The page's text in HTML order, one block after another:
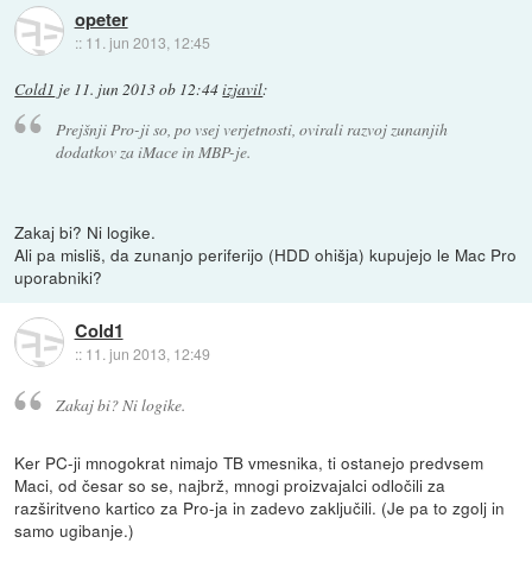
opeter
:: 11. jun 2013, 12:45
Cold1 je 11. jun 2013 ob 12:44izjavil:
Prejšnji Pro-ji so, po vsej verjetnosti, ovirali razvoj zunanjih
dodatkov za iMace in MBP-je.
Zakaj bi? Ni logike.
Ali pa misliš, da zunanjo periferijo (HDD ohišja) kupujejo le Mac Pro
uporabniki?
Cold1
:: 11. jun 2013, 12:49
Zakaj bi? Ni logike.
Ker PC-ji mnogokrat nimajo TB vmesnika, ti ostanejo predvsem
Maci, od česar so se, najbrž, mnogi proizvajalci odločili za
razširitveno kartico za Pro-ja in zadevo zaključili. (Je pa to zgolj in
samo ugibanje.)